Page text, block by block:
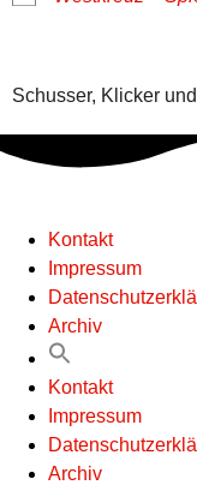
Schusser, Klicker
Kontakt
Impressum
Archiv
Kontakt
Impressum
Archiv